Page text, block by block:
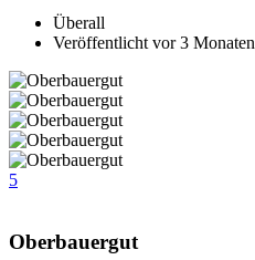
Überall
Veröffentlicht vor 3 Monaten
5
Oberbauergut